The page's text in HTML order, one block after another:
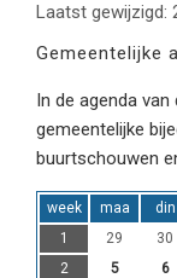
Laatst gewijzigd:
Gemeentelijke
In de agenda
gemeentelijke
buurtschouwen
week maa din
1
29 30
2
5 6